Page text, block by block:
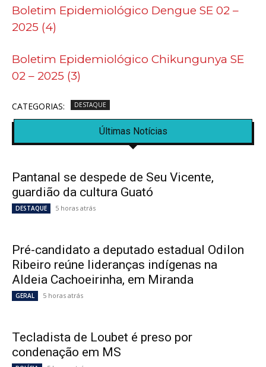
Boletim Epidemiológico Dengue SE 02 –
2025 (4)
Boletim Epidemiológico Chikungunya SE
02 – 2025 (3)
CATEGORIAS: DESTAQUE
Últimas Notícias
Pantanal se despede de Seu Vicente,
guardião da cultura Guató
DESTAQUE 5 horas atrás
Pré-candidato a deputado estadual Odilon
Ribeiro reúne lideranças indígenas na
Aldeia Cachoeirinha, em Miranda
GERAL 5 horas atrás
Tecladista de Loubet é preso por
condenação em MS